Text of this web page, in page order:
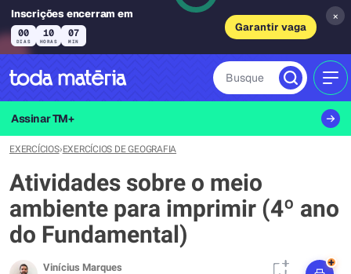
Inscrições encerram em
00
DIAS
10
HORAS
07
MIN
Garantir vaga
×
Busque
Assinar TM+
EXERCÍCIOS›EXERCÍCIOS DE GEOGRAFIA
Atividades sobre o meio
ambiente para imprimir (4º ano
do Fundamental)
Vinícius Marques
+